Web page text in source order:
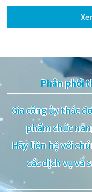
Phân phối
Gia công ủy thác
phẩm chức
Hãy liên hệ với
các dịch vụ và